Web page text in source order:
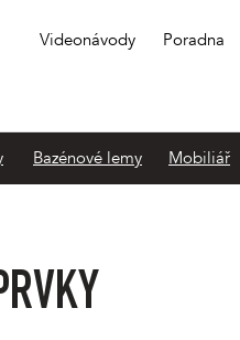
Videonávody Poradna
Bazénové lemy Mobiliář